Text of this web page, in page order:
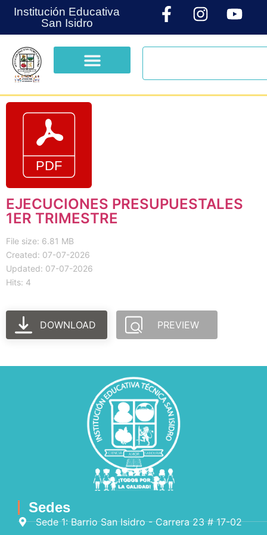
Institución Educativa
San Isidro
EJECUCIONES PRESUPUESTALES
1ER TRIMESTRE
File size: 6.81 MB
Created: 07-07-2026
Updated: 07-07-2026
Hits: 4
DOWNLOAD PREVIEW
Sedes
Sede 1: Barrio San Isidro - Carrera 23 # 17-02